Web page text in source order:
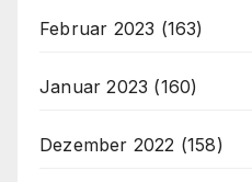
Februar 2023 (163)
Januar 2023 (160)
Dezember 2022 (158)